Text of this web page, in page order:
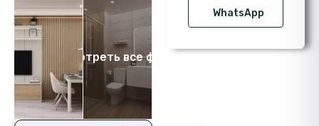
Посмотреть все фото 8
WhatsApp